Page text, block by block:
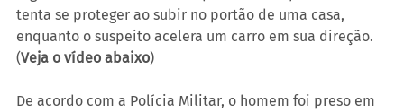
tenta se proteger ao subir no portão de uma casa,
enquanto o suspeito acelera um carro em sua direção.
(Veja o vídeo abaixo)
De acordo com a Polícia Militar, o homem foi preso em